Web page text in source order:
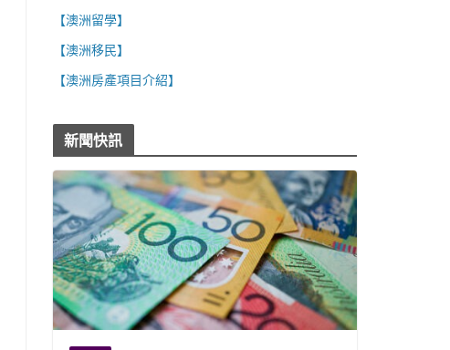
【澳洲留學】
【澳洲移民】
【澳洲房產項目介紹】
新聞快訊